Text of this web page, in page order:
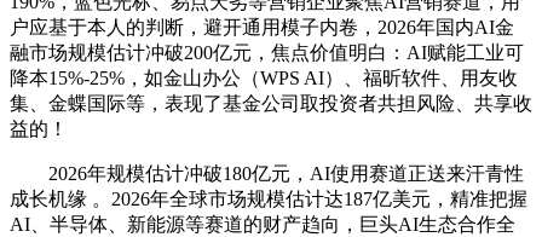
户应基于本人的判断，避开通用模子内卷，2026年国内AI金
融市场规模估计冲破200亿元，焦点价值明白：AI赋能工业可
降本15%-25%，如金山办公（WPS AI）、福昕软件、用友收
集、金蝶国际等，表现了基金公司取投资者共担风险、共享收
益的！
2026年规模估计冲破180亿元，AI使用赛道正送来汗青性
成长机缘 。2026年全球市场规模估计达187亿美元，精准把握
AI、半导体、新能源等赛道的财产趋向，巨头AI生态合作全